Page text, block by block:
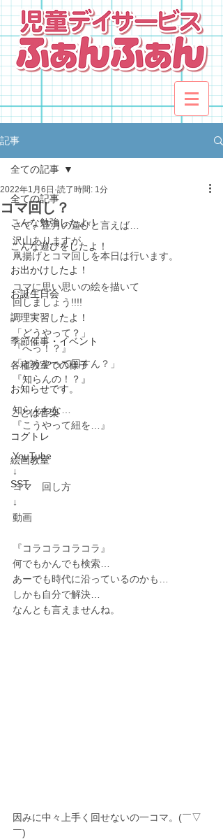
記事
全ての記事
こんな勉強したよ！
こんな遊びをしたよ！
お出かけしたよ！
お誕生日会
調理実習したよ！
季節催事・イベント
各種教室での様子
お知らせです。
ことば音楽
コグトレ
絵画教室
SST
全ての記事
コマ回し？
2022年1月6日 読了時間: 1分
さて、正月の遊びと言えば…
沢山ありますが
凧揚げとコマ回しを本日は行います。
コマに思い思いの絵を描いて
回しましょう!!!!
「どうやって？」
『へっ！？』
「どうやって回すん？」
『知らんの！？』
知らんわな…
『こうやって紐を…』
YouTube
↓
コマ　回し方
↓
動画
『コラコラコラコラ』
何でもかんでも検索…
あーでも時代に沿っているのかも…
しかも自分で解決…
なんとも言えませんね。
因みに中々上手く回せないの一コマ。(￣▽
￣)